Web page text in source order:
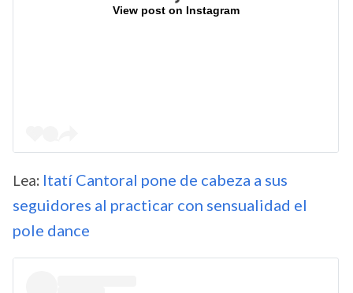
View post on Instagram
Lea: Itatí Cantoral pone de cabeza a sus
seguidores al practicar con sensualidad el
pole dance